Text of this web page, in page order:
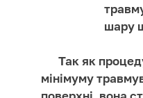
шару
Так як
мінімуму